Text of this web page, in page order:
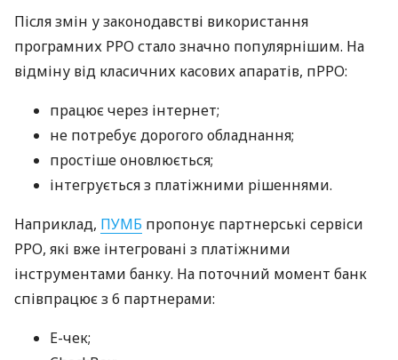
Після змін у законодавстві використання
програмних РРО стало значно популярнішим. На
відміну від класичних касових апаратів, пРРО:
працює через інтернет;
не потребує дорогого обладнання;
простіше оновлюється;
інтегрується з платіжними рішеннями.
Наприклад, ПУМБ пропонує партнерські сервіси
РРО, які вже інтегровані з платіжними
інструментами банку. На поточний момент банк
співпрацює з 6 партнерами:
E-чек;